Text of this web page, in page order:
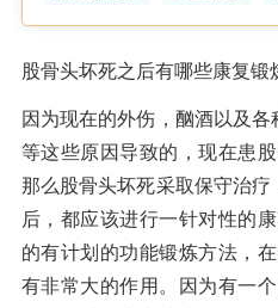
股骨头坏死之后有哪些康复锻
因为现在的外伤，酗酒以及各
等这些原因导致的，现在患
那么股骨头坏死采取保守治疗
后，都应该进行一针对性的
的有计划的功能锻炼方法，
有非常大的作用。因为有一